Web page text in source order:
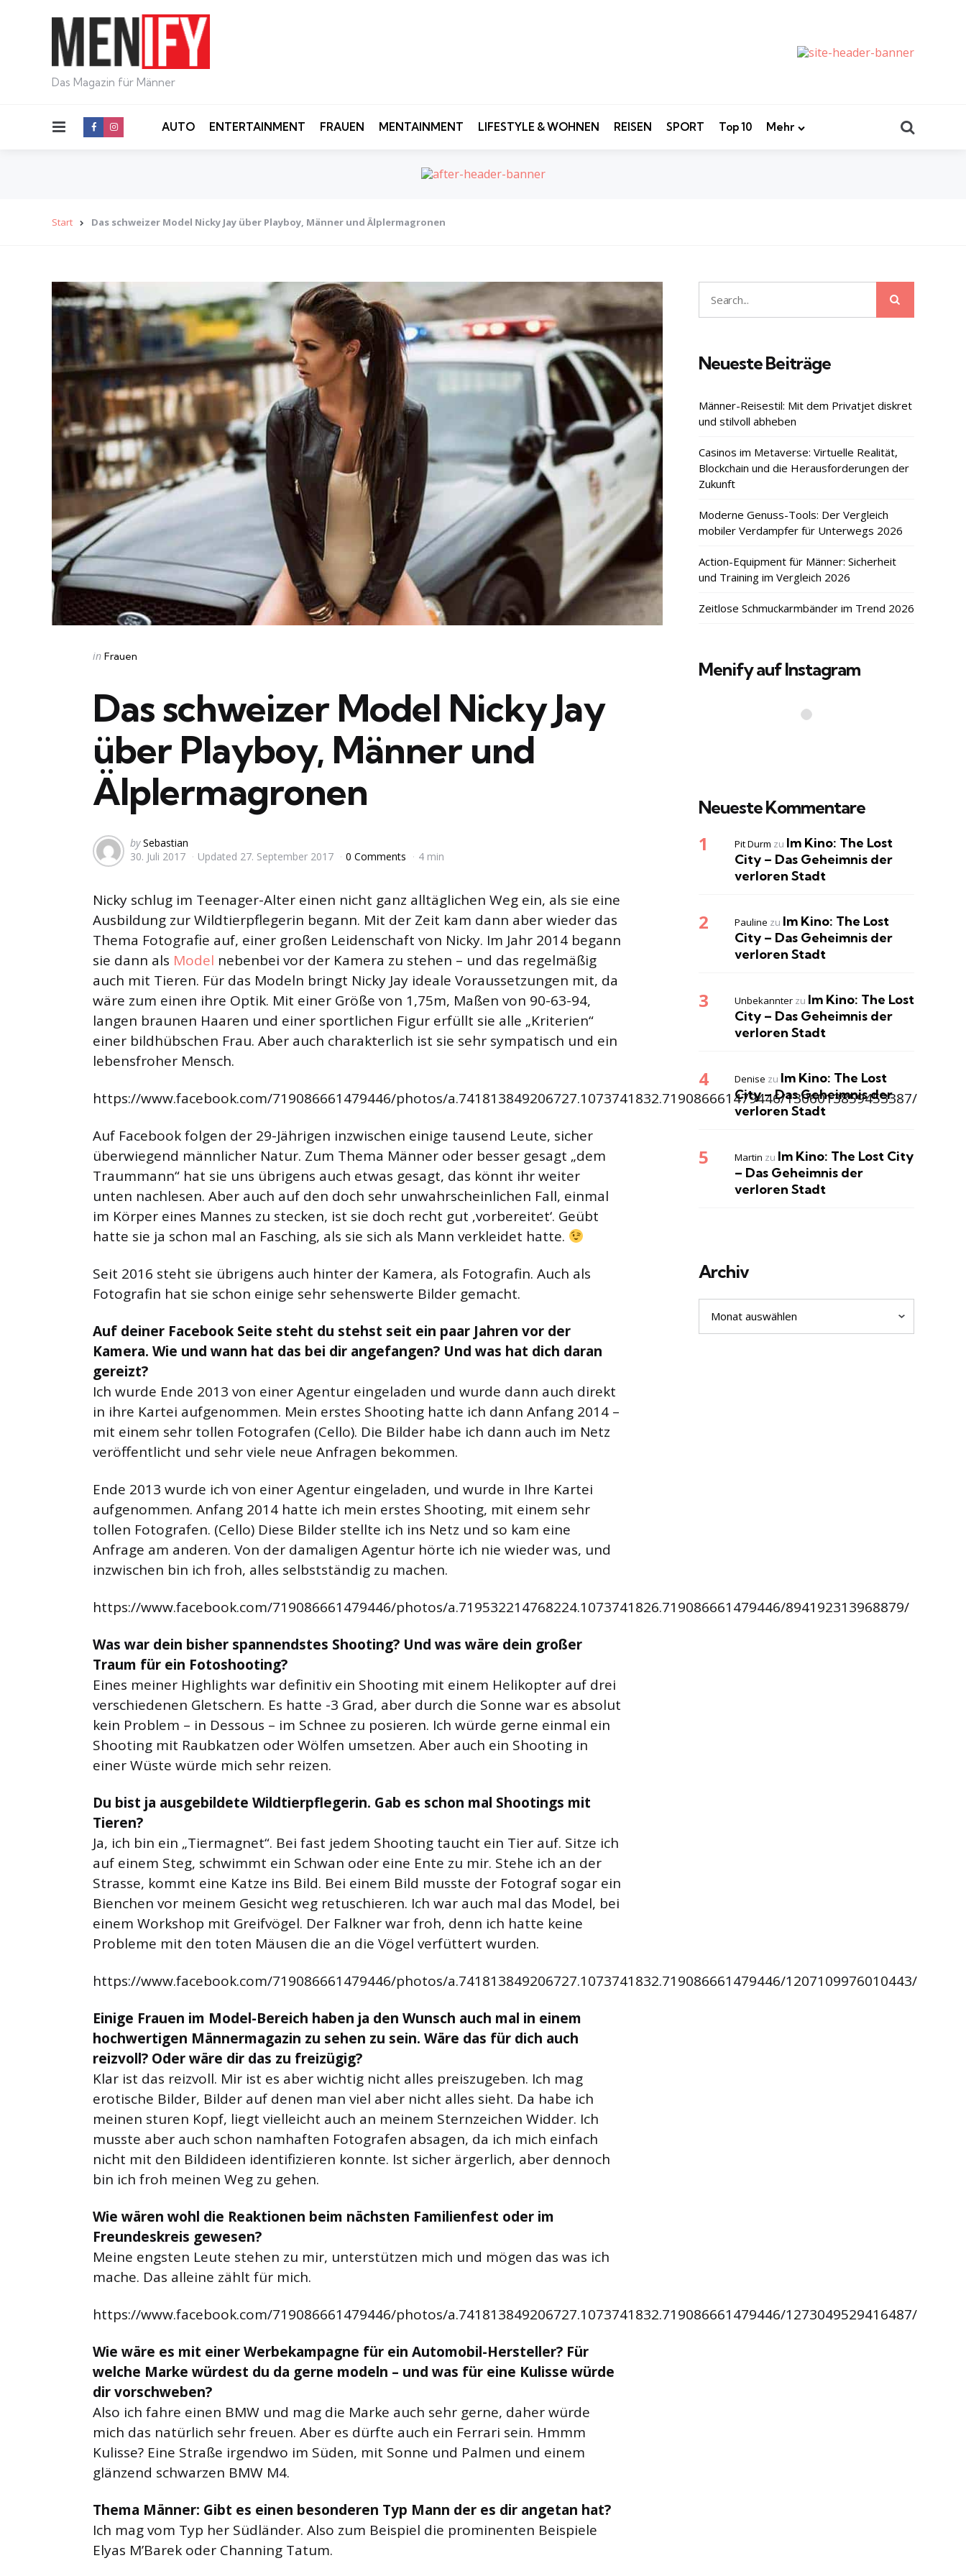
Das Magazin für Männer
Menu AUTO ENTERTAINMENT FRAUEN MENTAINMENT LIFESTYLE & WOHNEN REISEN SPORT Top 10 Mehr
Start Das schweizer Model Nicky Jay über Playboy, Männer und Älplermagronen
Categories
Posted
in Frauen
Das schweizer Model Nicky Jay
über Playboy, Männer und
Älplermagronen
Posted
by
by Sebastian
30. Juli 2017
Updated 27. September 2017 0 Comments 4 min
Nicky schlug im Teenager-Alter einen nicht ganz alltäglichen Weg ein, als sie eine
Ausbildung zur Wildtierpflegerin begann. Mit der Zeit kam dann aber wieder das
Thema Fotografie auf, einer großen Leidenschaft von Nicky. Im Jahr 2014 begann
sie dann als Model nebenbei vor der Kamera zu stehen – und das regelmäßig
auch mit Tieren. Für das Modeln bringt Nicky Jay ideale Voraussetzungen mit, da
wäre zum einen ihre Optik. Mit einer Größe von 1,75m, Maßen von 90-63-94,
langen braunen Haaren und einer sportlichen Figur erfüllt sie alle „Kriterien“
einer bildhübschen Frau. Aber auch charakterlich ist sie sehr sympatisch und ein
lebensfroher Mensch.
https://www.facebook.com/719086661479446/photos/a.741813849206727.1073741832.719086661479446/1306013859453387/
Auf Facebook folgen der 29-Jährigen inzwischen einige tausend Leute, sicher
überwiegend männlicher Natur. Zum Thema Männer oder besser gesagt „dem
Traummann“ hat sie uns übrigens auch etwas gesagt, das könnt ihr weiter
unten nachlesen. Aber auch auf den doch sehr unwahrscheinlichen Fall, einmal
im Körper eines Mannes zu stecken, ist sie doch recht gut ‚vorbereitet‘. Geübt
hatte sie ja schon mal an Fasching, als sie sich als Mann verkleidet hatte.
Seit 2016 steht sie übrigens auch hinter der Kamera, als Fotografin. Auch als
Fotografin hat sie schon einige sehr sehenswerte Bilder gemacht.
Auf deiner Facebook Seite steht du stehst seit ein paar Jahren vor der
Kamera. Wie und wann hat das bei dir angefangen? Und was hat dich daran
gereizt?
Ich wurde Ende 2013 von einer Agentur eingeladen und wurde dann auch direkt
in ihre Kartei aufgenommen. Mein erstes Shooting hatte ich dann Anfang 2014 –
mit einem sehr tollen Fotografen (Cello). Die Bilder habe ich dann auch im Netz
veröffentlicht und sehr viele neue Anfragen bekommen.
Ende 2013 wurde ich von einer Agentur eingeladen, und wurde in Ihre Kartei
aufgenommen. Anfang 2014 hatte ich mein erstes Shooting, mit einem sehr
tollen Fotografen. (Cello) Diese Bilder stellte ich ins Netz und so kam eine
Anfrage am anderen. Von der damaligen Agentur hörte ich nie wieder was, und
inzwischen bin ich froh, alles selbstständig zu machen.
https://www.facebook.com/719086661479446/photos/a.719532214768224.1073741826.719086661479446/894192313968879/
Was war dein bisher spannendstes Shooting? Und was wäre dein großer
Traum für ein Fotoshooting?
Eines meiner Highlights war definitiv ein Shooting mit einem Helikopter auf drei
verschiedenen Gletschern. Es hatte -3 Grad, aber durch die Sonne war es absolut
kein Problem – in Dessous – im Schnee zu posieren. Ich würde gerne einmal ein
Shooting mit Raubkatzen oder Wölfen umsetzen. Aber auch ein Shooting in
einer Wüste würde mich sehr reizen.
Du bist ja ausgebildete Wildtierpflegerin. Gab es schon mal Shootings mit
Tieren?
Ja, ich bin ein „Tiermagnet“. Bei fast jedem Shooting taucht ein Tier auf. Sitze ich
auf einem Steg, schwimmt ein Schwan oder eine Ente zu mir. Stehe ich an der
Strasse, kommt eine Katze ins Bild. Bei einem Bild musste der Fotograf sogar ein
Bienchen vor meinem Gesicht weg retuschieren. Ich war auch mal das Model, bei
einem Workshop mit Greifvögel. Der Falkner war froh, denn ich hatte keine
Probleme mit den toten Mäusen die an die Vögel verfüttert wurden.
https://www.facebook.com/719086661479446/photos/a.741813849206727.1073741832.719086661479446/1207109976010443/
Einige Frauen im Model-Bereich haben ja den Wunsch auch mal in einem
hochwertigen Männermagazin zu sehen zu sein. Wäre das für dich auch
reizvoll? Oder wäre dir das zu freizügig?
Klar ist das reizvoll. Mir ist es aber wichtig nicht alles preiszugeben. Ich mag
erotische Bilder, Bilder auf denen man viel aber nicht alles sieht. Da habe ich
meinen sturen Kopf, liegt vielleicht auch an meinem Sternzeichen Widder. Ich
musste aber auch schon namhaften Fotografen absagen, da ich mich einfach
nicht mit den Bildideen identifizieren konnte. Ist sicher ärgerlich, aber dennoch
bin ich froh meinen Weg zu gehen.
Wie wären wohl die Reaktionen beim nächsten Familienfest oder im
Freundeskreis gewesen?
Meine engsten Leute stehen zu mir, unterstützen mich und mögen das was ich
mache. Das alleine zählt für mich.
https://www.facebook.com/719086661479446/photos/a.741813849206727.1073741832.719086661479446/1273049529416487/
Wie wäre es mit einer Werbekampagne für ein Automobil-Hersteller? Für
welche Marke würdest du da gerne modeln – und was für eine Kulisse würde
dir vorschweben?
Also ich fahre einen BMW und mag die Marke auch sehr gerne, daher würde
mich das natürlich sehr freuen. Aber es dürfte auch ein Ferrari sein. Hmmm
Kulisse? Eine Straße irgendwo im Süden, mit Sonne und Palmen und einem
glänzend schwarzen BMW M4.
Thema Männer: Gibt es einen besonderen Typ Mann der es dir angetan hat?
Ich mag vom Typ her Südländer. Also zum Beispiel die prominenten Beispiele
Elyas M’Barek oder Channing Tatum.
Search
for:
Neueste Beiträge
Männer-Reisestil: Mit dem Privatjet diskret
und stilvoll abheben
Casinos im Metaverse: Virtuelle Realität,
Blockchain und die Herausforderungen der
Zukunft
Moderne Genuss-Tools: Der Vergleich
mobiler Verdampfer für Unterwegs 2026
Action-Equipment für Männer: Sicherheit
und Training im Vergleich 2026
Zeitlose Schmuckarmbänder im Trend 2026
Menify auf Instagram
Neueste Kommentare
Pit Durm zu Im Kino: The Lost
City – Das Geheimnis der
verloren Stadt
Pauline zu Im Kino: The Lost
City – Das Geheimnis der
verloren Stadt
Unbekannter zu Im Kino: The Lost
City – Das Geheimnis der
verloren Stadt
Denise zu Im Kino: The Lost
City – Das Geheimnis der
verloren Stadt
Martin zu Im Kino: The Lost City
– Das Geheimnis der
verloren Stadt
Archiv
Archiv